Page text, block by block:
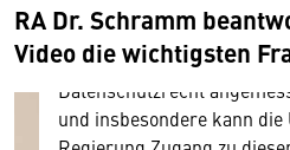
RA Dr. Schramm
Video die wichtigsten
amerikanischen Anbietern
Diese Daten unterliegen
Datenschutzrecht
und insbesondere kann